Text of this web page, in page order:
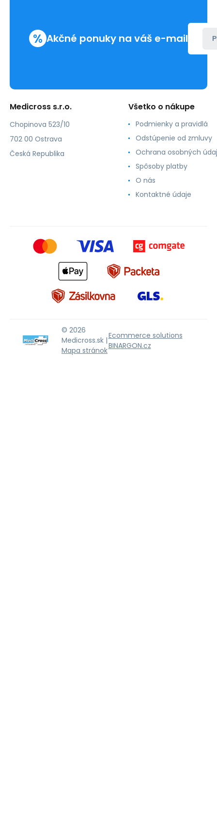
% Akčné ponuky na váš e-mail
Medicross s.r.o.
Chopinova 523/10
702 00 Ostrava
Česká Republika
Všetko o nákupe
Podmienky a pravidlá
Odstúpenie od zmluvy
Ochrana osobných
Spôsoby platby
O nás
Kontaktné údaje
© 2026
Medicross.sk |
Mapa stránok
Ecommerce solutions
BINARGON.cz